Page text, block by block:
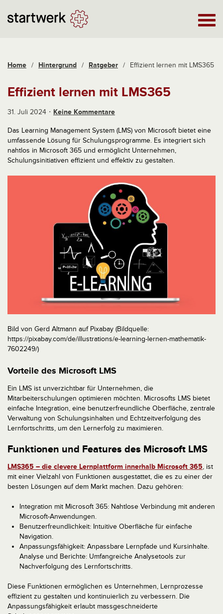
Home / Hintergrund / Ratgeber / Effizient lernen mit LMS365
Effizient lernen mit LMS365
31. Juli 2024 Keine Kommentare
Das Learning Management System (LMS) von Microsoft bietet eine
umfassende Lösung für Schulungsprogramme. Es integriert sich
nahtlos in Microsoft 365 und ermöglicht Unternehmen,
Schulungsinitiativen effizient und effektiv zu gestalten.
Bild von Gerd Altmann auf Pixabay (Bildquelle:
https://pixabay.com/de/illustrations/e-learning-lernen-mathematik-
7602249/)
Vorteile des Microsoft LMS
Ein LMS ist unverzichtbar für Unternehmen, die
Mitarbeiterschulungen optimieren möchten. Microsofts LMS bietet
einfache Integration, eine benutzerfreundliche Oberfläche, zentrale
Verwaltung von Schulungsinhalten und Echtzeitverfolgung des
Lernfortschritts, um den Lernerfolg zu maximieren.
Funktionen und Features des Microsoft LMS
LMS365 – die clevere Lernplattform innerhalb Microsoft 365, ist
mit einer Vielzahl von Funktionen ausgestattet, die es zu einer der
besten Lösungen auf dem Markt machen. Dazu gehören:
Integration mit Microsoft 365: Nahtlose Verbindung mit anderen
Microsoft-Anwendungen.
Benutzerfreundlichkeit: Intuitive Oberfläche für einfache
Navigation.
Anpassungsfähigkeit: Anpassbare Lernpfade und Kursinhalte.
Analyse und Berichte: Umfangreiche Analysetools zur
Nachverfolgung des Lernfortschritts.
Diese Funktionen ermöglichen es Unternehmen, Lernprozesse
effizient zu gestalten und kontinuierlich zu verbessern. Die
Anpassungsfähigkeit erlaubt massgeschneiderte